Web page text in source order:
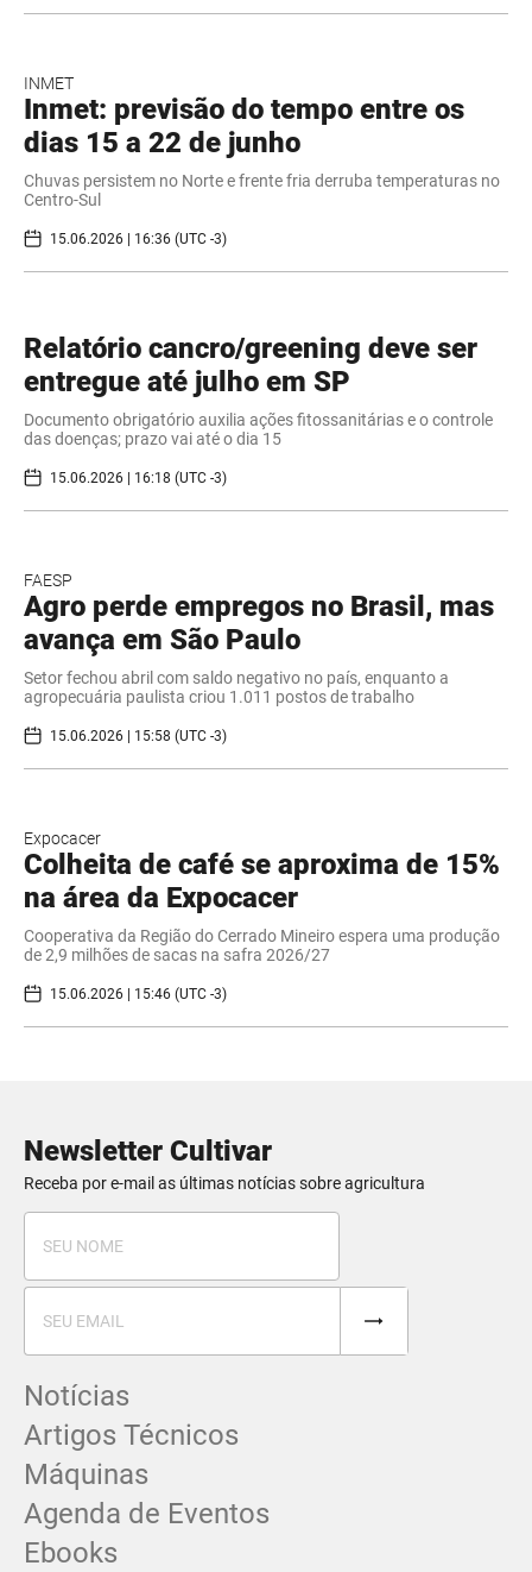
INMET
Inmet: previsão do tempo entre os
dias 15 a 22 de junho
Chuvas persistem no Norte e frente fria derruba temperaturas no
Centro-Sul
15.06.2026 | 16:36 (UTC -3)
Relatório cancro/greening deve ser
entregue até julho em SP
Documento obrigatório auxilia ações fitossanitárias e o controle
das doenças; prazo vai até o dia 15
15.06.2026 | 16:18 (UTC -3)
FAESP
Agro perde empregos no Brasil, mas
avança em São Paulo
Setor fechou abril com saldo negativo no país, enquanto a
agropecuária paulista criou 1.011 postos de trabalho
15.06.2026 | 15:58 (UTC -3)
Expocacer
Colheita de café se aproxima de 15%
na área da Expocacer
Cooperativa da Região do Cerrado Mineiro espera uma produção
de 2,9 milhões de sacas na safra 2026/27
15.06.2026 | 15:46 (UTC -3)
Newsletter Cultivar
Receba por e-mail as últimas notícias sobre agricultura
Notícias
Artigos Técnicos
Máquinas
Agenda de Eventos
Ebooks